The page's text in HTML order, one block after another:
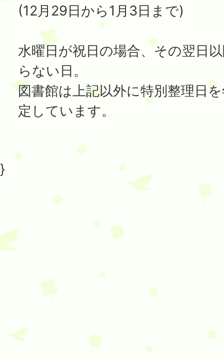
(12月29日から1月3日まで)
水曜日が祝日の場合、その翌日
らない日。
図書館は上記以外に特別整理日
定しています。
}